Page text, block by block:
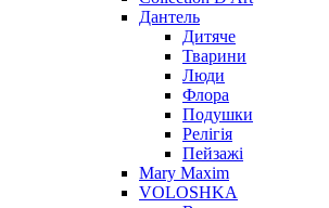
Дантель
Дитяче
Тварини
Люди
Флора
Подушки
Релігія
Пейзажі
Mary Maxim
VOLOSHKA